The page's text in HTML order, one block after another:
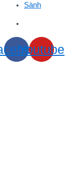
Sành
Youtube